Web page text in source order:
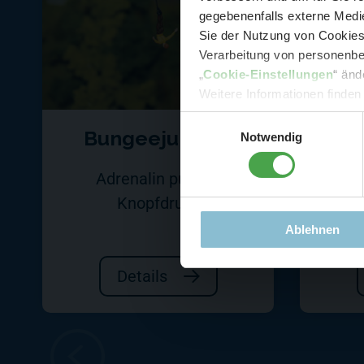
gegebenenfalls externe
Sie der Nutzung von
Verarbeitung von
„Cookie-Einstellungen“
Weitere Informationen
Notwendig
Ablehnen
Bungeejumper
Adrenalin pur auf
Knopfdruck
Details
-
-